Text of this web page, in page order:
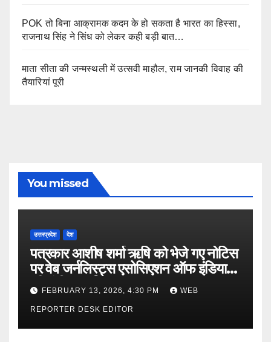
POK तो बिना आक्रामक कदम के हो सकता है भारत का हिस्सा,
राजनाथ सिंह ने सिंध को लेकर कही बड़ी बात…
माता सीता की जन्मस्थली में उत्सवी माहौल, राम जानकी विवाह की
तैयारियां पूरी
You missed
उत्तरप्रदेश देश
पत्रकार आशीष शर्मा ऋषि को भेजे गए नोटिस
पर वेब जर्नलिस्ट्स एसोसिएशन ऑफ इंडिया
की गंभीर आपत्ति
FEBRUARY 13, 2026, 4:30 PM WEB
REPORTER DESK EDITOR